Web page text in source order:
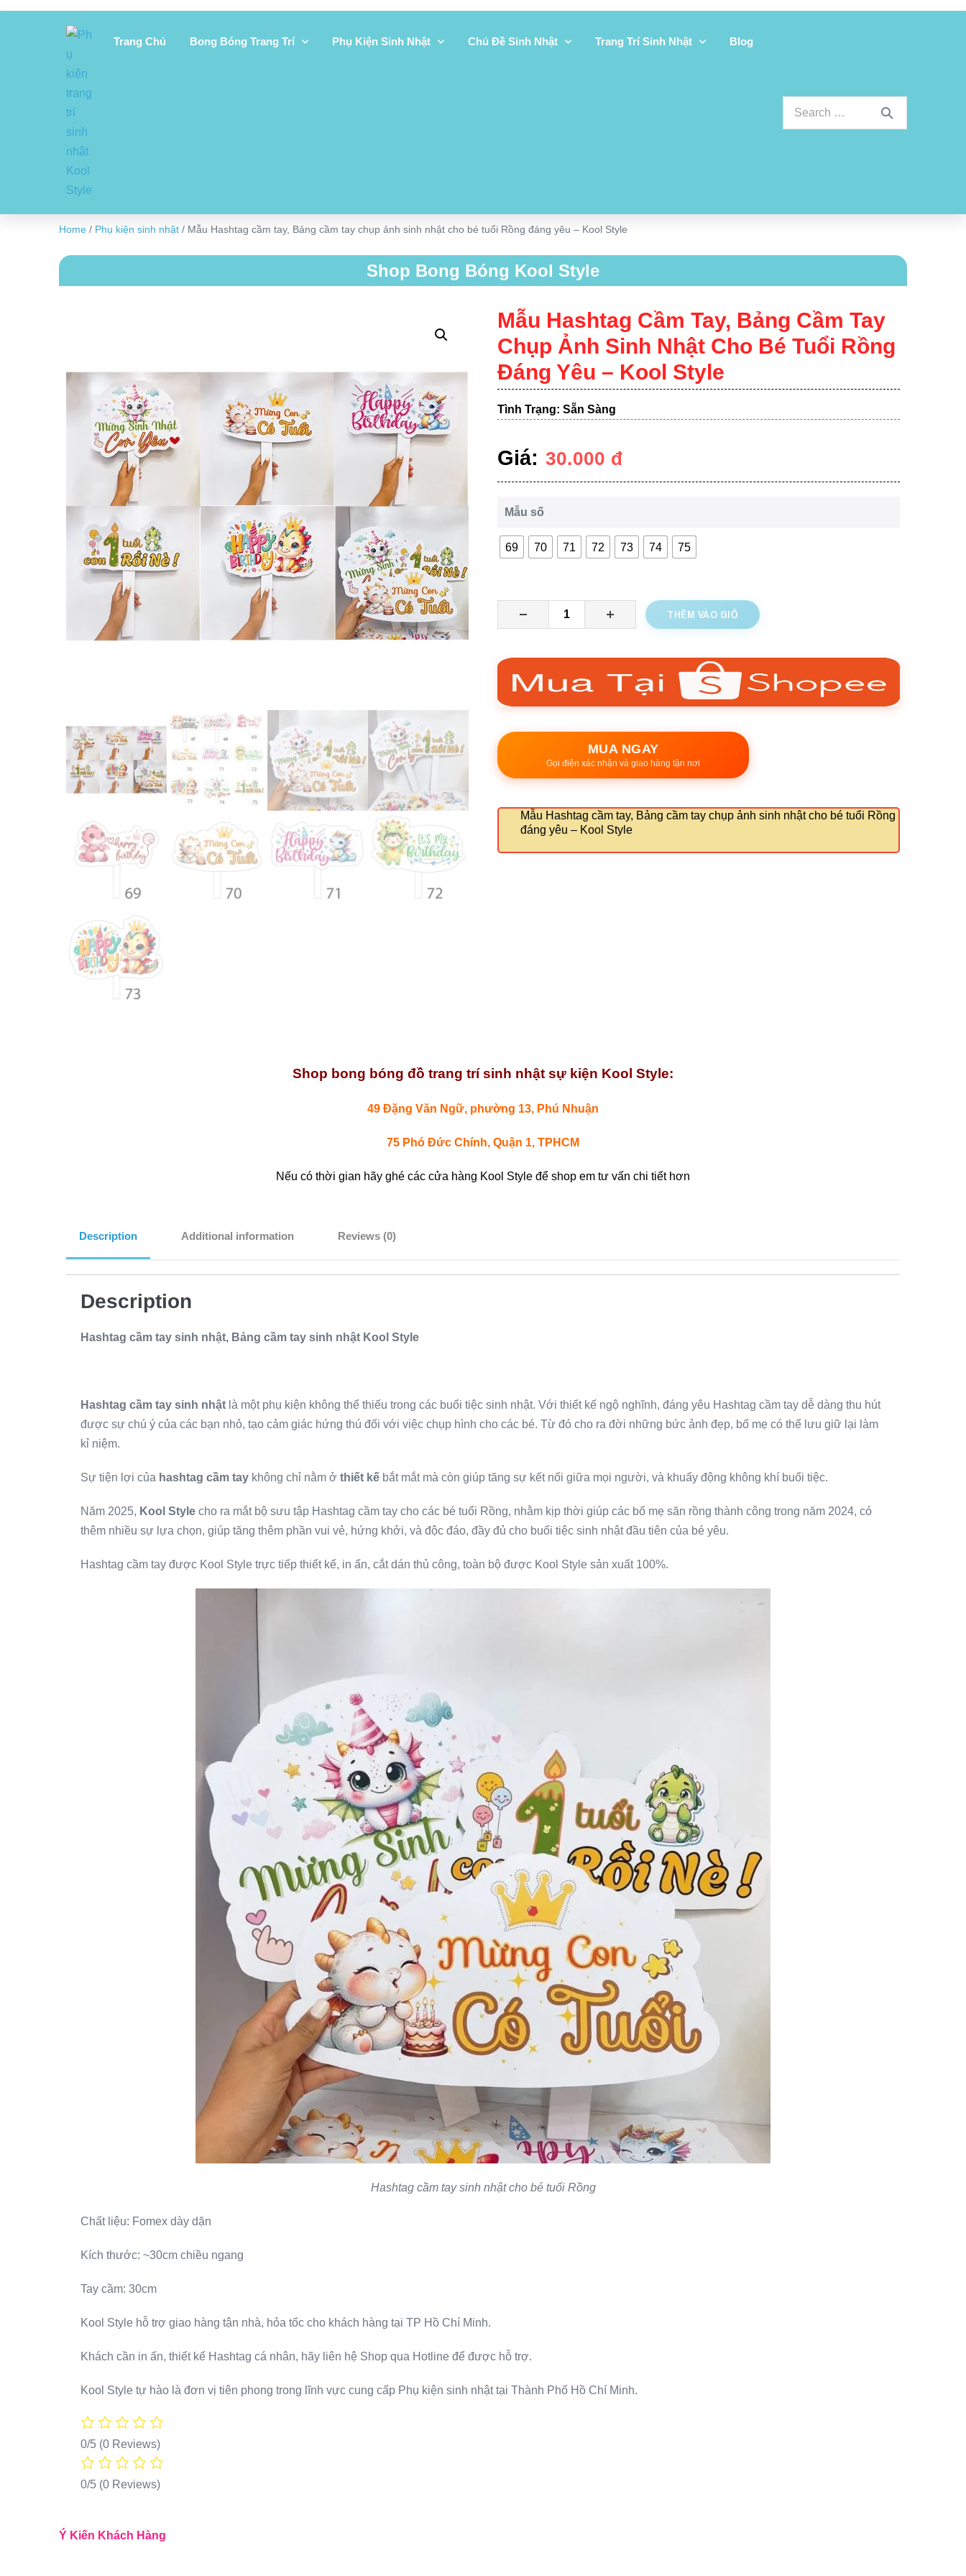
Trang Chủ Bong Bóng Trang Trí Phụ Kiện Sinh Nhật Chủ Đề Sinh Nhật Trang Trí Sinh Nhật Blog
Home / Phụ kiện sinh nhật / Mẫu Hashtag cầm tay, Bảng cầm tay chụp ảnh sinh nhật cho bé tuổi Rồng đáng yêu – Kool Style
Shop Bong Bóng Kool Style
Mẫu Hashtag Cầm Tay, Bảng Cầm Tay
Chụp Ảnh Sinh Nhật Cho Bé Tuổi Rồng
Đáng Yêu – Kool Style
Tình Trạng: Sẵn Sàng
Giá: 30.000 đ
Mẫu số
69 70 71 72 73 74 75
THÊM VÀO GIỎ
MUA NGAY
Gọi điện xác nhận và giao hàng tận nơi
Mẫu Hashtag cầm tay, Bảng cầm tay chụp ảnh sinh nhật cho bé tuổi Rồng
đáng yêu – Kool Style
Shop bong bóng đồ trang trí sinh nhật sự kiện Kool Style:
49 Đặng Văn Ngữ, phường 13, Phú Nhuận
75 Phó Đức Chính, Quận 1, TPHCM
Nếu có thời gian hãy ghé các cửa hàng Kool Style để shop em tư vấn chi tiết hơn
Description Additional information Reviews (0)
Description
Hashtag cầm tay sinh nhật, Bảng cầm tay sinh nhật Kool Style
Hashtag cầm tay sinh nhật là một phụ kiện không thể thiếu trong các buổi tiệc sinh nhật. Với thiết kế ngộ nghĩnh, đáng yêu Hashtag cầm tay dễ dàng thu hút
được sự chú ý của các bạn nhỏ, tạo cảm giác hứng thú đối với việc chụp hình cho các bé. Từ đó cho ra đời những bức ảnh đẹp, bố mẹ có thể lưu giữ lại làm
kỉ niệm.
Sự tiện lợi của hashtag cầm tay không chỉ nằm ở thiết kế bắt mắt mà còn giúp tăng sự kết nối giữa mọi người, và khuấy động không khí buổi tiệc.
Năm 2025, Kool Style cho ra mắt bộ sưu tập Hashtag cầm tay cho các bé tuổi Rồng, nhằm kịp thời giúp các bố mẹ săn rồng thành công trong năm 2024, có
thêm nhiều sự lựa chọn, giúp tăng thêm phần vui vẻ, hứng khởi, và độc đáo, đầy đủ cho buổi tiệc sinh nhật đầu tiên của bé yêu.
Hashtag cầm tay được Kool Style trực tiếp thiết kế, in ấn, cắt dán thủ công, toàn bộ được Kool Style sản xuất 100%.
Hashtag cầm tay sinh nhật cho bé tuổi Rồng
Chất liệu: Fomex dày dặn
Kích thước: ~30cm chiều ngang
Tay cầm: 30cm
Kool Style hỗ trợ giao hàng tận nhà, hỏa tốc cho khách hàng tại TP Hồ Chí Minh.
Khách cần in ấn, thiết kế Hashtag cá nhân, hãy liên hệ Shop qua Hotline để được hỗ trợ.
Kool Style tự hào là đơn vị tiên phong trong lĩnh vực cung cấp Phụ kiện sinh nhật tại Thành Phố Hồ Chí Minh.
0/5 (0 Reviews)
0/5 (0 Reviews)
Ý Kiến Khách Hàng